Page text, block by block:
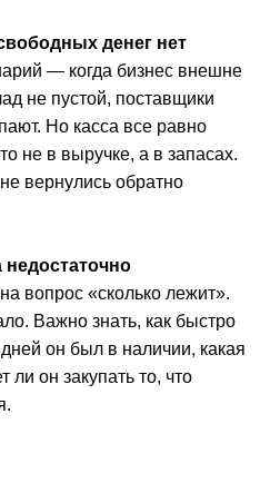
денег нет
— когда бизнес внешне
не пустой, поставщики
Но касса все равно
не в выручке, а в запасах.
вернулись обратно
недостаточно
вопрос «сколько лежит».
Важно знать, как быстро
он был в наличии, какая
он закупать то, что